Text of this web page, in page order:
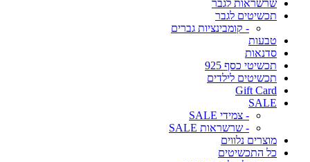
שרשראות לגבר
תכשיטים לגבר
- קומבינציות גברים
טבעות
סדנאות
תכשיטי כסף 925
תכשיטים לילדים
Gift Card
SALE
- צמידי SALE
- שרשראות SALE
מוצרים נלווים
כל התכשיטים